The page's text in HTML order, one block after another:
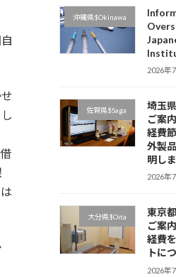
沖縄県$Okinawa
2026年
佐賀県$Saga
埼玉
ご案
経費
外製
明し
2026年
大分県$Oita
東京
ご案
経費
トに
2026年